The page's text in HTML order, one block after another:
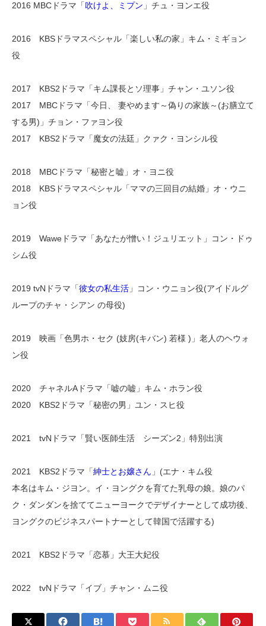
2016 MBCドラマ「吹けよ、ミプン 」チュ・ヨンエ役
2016 KBSドラマスペシャル「楽しい私の家」キム・ミギョン
役
2017 KBS2ドラマ「キム課長とソ理事」チャン・ユソン役
2017 MBCドラマ「今日、 妻やめます～偽りの家族～(お膳立て
する男)」チョン・ファヨン役
2017 KBS2ドラマ「魔女の法廷」クァク・ヨンシル役
2018 MBCドラマ「秘密と嘘」オ・ヨニ役
2018 KBSドラマスペシャル「ママの三回目の結婚」オ・ウニ
ョン役
2019 Waweドラマ「あなたが憎い！ジュリエット」コン・ドゥ
シム役
2019 tvNドラマ「彼女の私生活 」コン・ウニョン役(アイドルグ
ループのチャ・シアン の母役)
2019 映画「色男ホ・セク (妓房(キバン) 若様 )」老人のヘウォ
ン役
2020 チャネルAドラマ「嘘の嘘」キム・ホラン役
2020 KBS2ドラマ「秘密の男」ユン・スヒ役
2021 tvNドラマ「賢い医師生活 シーズン2」特別出演
2021 KBS2ドラマ「紳士とお嬢さん 」(エナ・キム役
本名はキム・ジヨン。イ・ヨングクを育てた乳母の娘。娘のパ
ク・ダンダンを捨ててニューヨークでデザイナーとして成功後、
ヨングクのビジネスパートナーとして韓国で活躍する)
2021 KBS2ドラマ「恋慕」大王大妃役
2022 tvNドラマ「イブ」チャン・ムニ役